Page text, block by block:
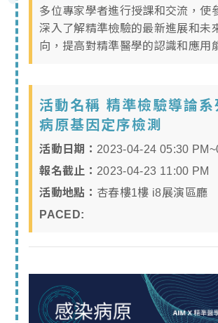
多位專家學者進行授課和交流，使
深入了解精準檢驗的最新進展和未
向，提高對精準醫學的認識和應用
活動名稱 精準檢驗導論系
病原基因定序檢測
活動日期： 2023-04-24 05:30
報名截止： 2023-04-23 11:00 PM
活動地點： 杏春樓1樓 i8展演區廳
PACED: